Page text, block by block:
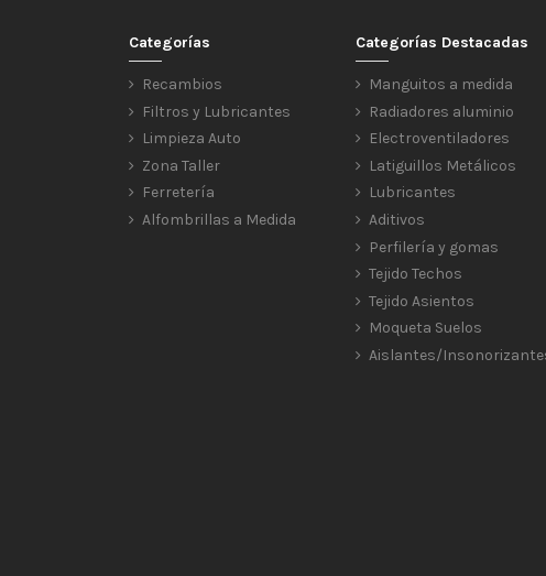
Categorías
Recambios
Filtros y Lubricantes
Limpieza Auto
Zona Taller
Ferretería
Alfombrillas a Medida
Categorías Destacadas
Manguitos a medida
Radiadores aluminio
Electroventiladores
Latiguillos Metálicos
Lubricantes
Aditivos
Perfilería y gomas
Tejido Techos
Tejido Asientos
Moqueta Suelos
Aislantes/